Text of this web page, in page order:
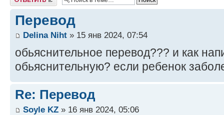
Перевод
Delina Niht » 15 янв 2024, 07:54
обьяснительное перевод??? и как
обьяснительную? если ребенок
Re: Перевод
Soyle KZ » 16 янв 2024, 05:06